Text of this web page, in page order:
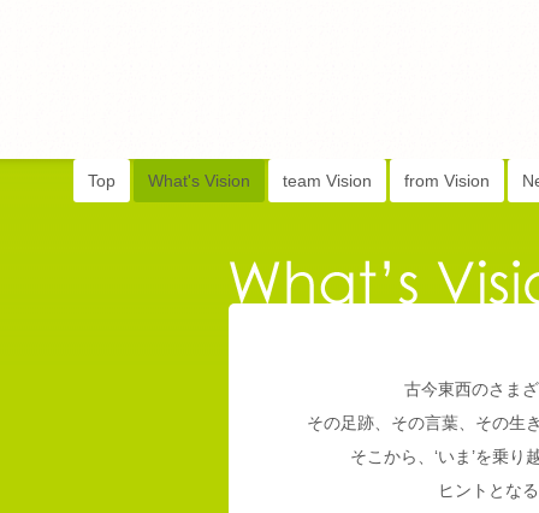
Top What's Vision team Vision from Vision
古今東西のさま
その足跡、その言葉、その生
そこから、‘いま’を乗
ヒントとな